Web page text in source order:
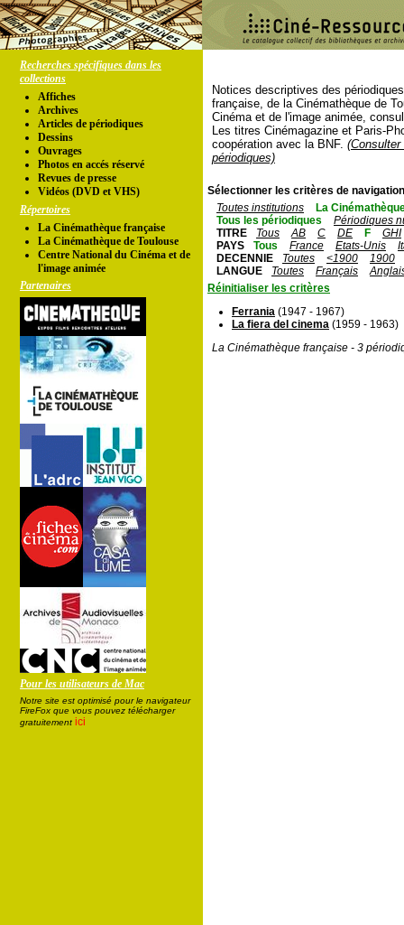
Recherches spécifiques dans les
collections
Affiches
Archives
Articles de périodiques
Dessins
Ouvrages
Photos en accés réservé
Revues de presse
Vidéos (DVD et VHS)
Répertoires
La Cinémathèque française
La Cinémathèque de Toulouse
Centre National du Cinéma et de
l'image animée
Partenaires
Pour les utilisateurs de Mac
Notre site est optimisé pour le navigateur
FireFox que vous pouvez télécharger
gratuitement ici
Notices descriptives des
française, de la Cinémathèque de
Cinéma et de l'image animée,
Les titres Cinémagazine et Paris-
coopération avec la BNF.
périodiques)
Sélectionner les critères de
Toutes institutions
La
Tous les périodiques
Périodiques
TITRE
Tous AB C DE F
GHI
PAYS
Tous France Etats-Unis
DECENNIE
Toutes <1900
1900
LANGUE
Toutes Français
Réinitialiser les critères
Ferrania (1947 - 1967)
La fiera del cinema (1959 - 1963)
La Cinémathèque française - 3